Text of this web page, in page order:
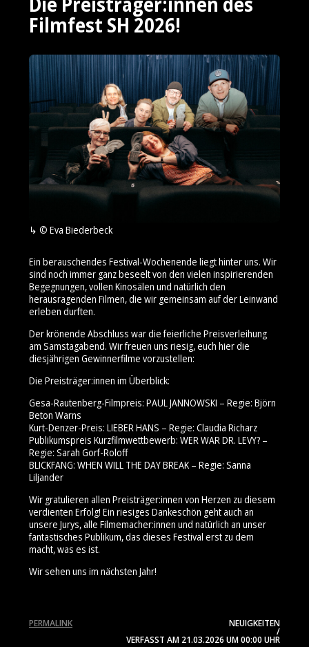
Filmfest SH 2026!
© Eva Biederbeck
Ein berauschendes Festival-Wochenende liegt hinter uns. Wir
sind noch immer ganz beseelt von den vielen inspirierenden
Begegnungen, vollen Kinosälen und natürlich den
herausragenden Filmen, die wir gemeinsam auf der Leinwand
erleben durften.
Der krönende Abschluss war die feierliche Preisverleihung
am Samstagabend. Wir freuen uns riesig, euch hier die
diesjährigen Gewinnerfilme vorzustellen:
Die Preisträger:innen im Überblick:
Gesa-Rautenberg-Filmpreis: PAUL JANNOWSKI – Regie: Björn
Beton Warns
Kurt-Denzer-Preis: LIEBER HANS – Regie: Claudia Richarz
Publikumspreis Kurzfilmwettbewerb: WER WAR DR. LEVY? –
Regie: Sarah Gorf-Roloff
BLICKFANG: WHEN WILL THE DAY BREAK – Regie: Sanna
Liljander
Wir gratulieren allen Preisträger:innen von Herzen zu diesem
verdienten Erfolg! Ein riesiges Dankeschön geht auch an
unsere Jurys, alle Filmemacher:innen und natürlich an unser
fantastisches Publikum, das dieses Festival erst zu dem
macht, was es ist.
Wir sehen uns im nächsten Jahr!
NEUIGKEITEN
/
VERFASST AM 21.03.2026 UM 00:00 UHR
PERMALINK